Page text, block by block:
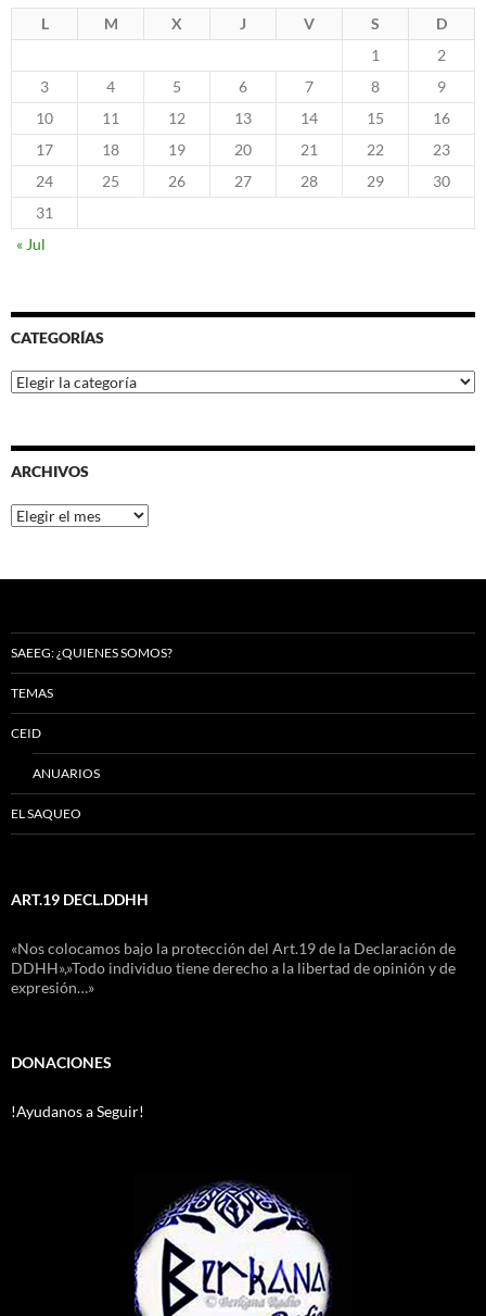
L M X J V S
D
1
2
3
4 5 6 7 8
9
10
11 12 13 14 15
16
17
18 19 20 21 22
23
24
25 26 27 28 29
30
31
« Jul
CATEGORÍAS
Categorías
ARCHIVOS
Archivos
SAEEG: ¿QUIENES SOMOS?
TEMAS
CEID
ANUARIOS
EL SAQUEO
ART.19 DECL.DDHH
«Nos colocamos bajo la protección del Art.19 de la Declaración de
DDHH»,»Todo individuo tiene derecho a la libertad de opinión y de
expresión…»
DONACIONES
!Ayudanos a Seguir!